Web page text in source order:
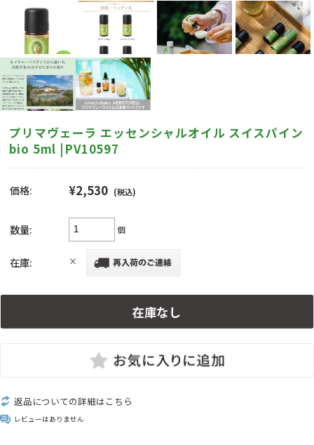
プリマヴェーラ エッセンシャルオイル スイスパイン
bio 5ml |PV10597
価格: ¥2,530 (税込)
数量: 個
在庫: ×
返品についての詳細はこちら
レビューはありません